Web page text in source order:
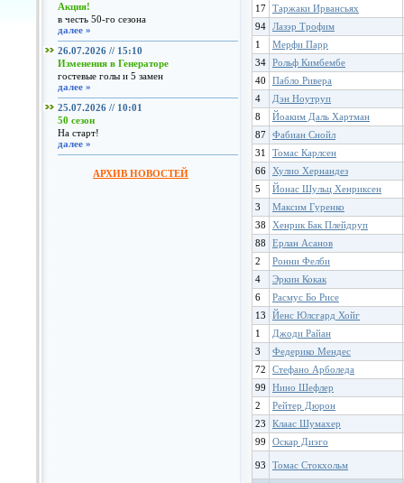
Акция!
в честь 50-го сезона
далее »
26.07.2026 // 15:10
Изменения в Генераторе
гостевые голы и 5 замен
далее »
25.07.2026 // 10:01
50 сезон
На старт!
далее »
АРХИВ НОВОСТЕЙ
17 Таржаки Ирвансьях
94 Лазэр Трофим
1
Мерфи Парр
34 Рольф Кимбембе
40
Пабло Ривера
4
Дэн Ноутруп
8
Йоаким Даль Хартман
87 Фабиан Снойл
31
Томас Карлсен
66 Хулио Хернандез
5
Йонас Шульц Хенриксен
3
Максим Гуренко
38
Хенрик Бак Плейдруп
88
Ерлан Асанов
2
Ронни Фелби
4
Эркин Кокак
6
Расмус Бо Рисе
13
Йенс Юлсгард Хойг
1
Джоди Райан
3
Федерико Мендес
72
Стефано Арболеда
99
Нино Шефлер
2
Рейтер Дюрон
23
Клаас Шумахер
99
Оскар Диэго
93 Томас Стокхольм